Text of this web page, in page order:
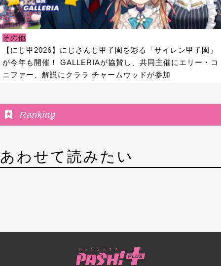
その他
【にじ甲2026】にじさんじ甲子園を彩る「サイレン甲子園」
が今年も開催！ GALLERIAが協賛し、共同主催にエリー・コ
ニファー、解説にクララ チャームウッドが参加
Ranking
あわせて読みたい